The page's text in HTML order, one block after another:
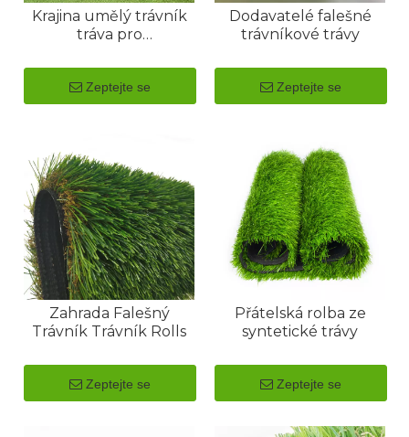
Krajina umělý trávník
tráva pro
Zeptejte se
Dodavatelé falešné
trávníkové trávy
Zeptejte se
Zahrada Falešný
Trávník Trávník Rolls
Zeptejte se
Přátelská rolba ze
syntetické trávy
Zeptejte se